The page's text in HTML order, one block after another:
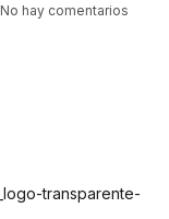
No hay comentarios